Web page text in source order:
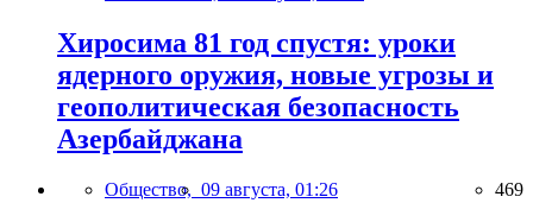
Хиросима 81 год спустя: уроки
ядерного оружия, новые угрозы и
геополитическая безопасность
Азербайджана
Общество, 09 августа, 01:26 469